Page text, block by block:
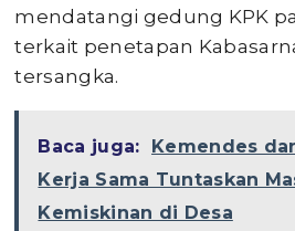
mendatangi gedung KPK
terkait penetapan
tersangka.
Baca juga:
Kemendes
Kerja Sama Tuntaskan
Kemiskinan di Desa